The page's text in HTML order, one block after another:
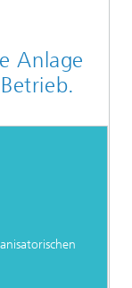
Anlage